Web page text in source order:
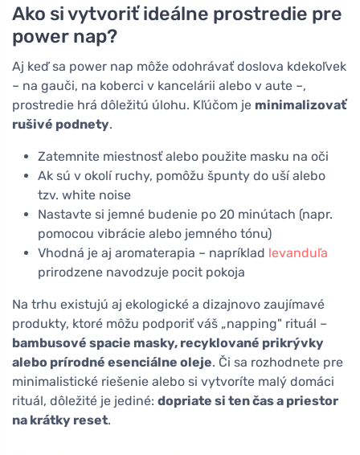
Ako si vytvoriť ideálne prostredie pre
power nap?
Aj keď sa power nap môže odohrávať doslova kdekoľvek
– na gauči, na koberci v kancelárii alebo v aute –,
prostredie hrá dôležitú úlohu. Kľúčom je minimalizovať
rušivé podnety.
Zatemnite miestnosť alebo použite masku na oči
Ak sú v okolí ruchy, pomôžu špunty do uší alebo
tzv. white noise
Nastavte si jemné budenie po 20 minútach (napr.
pomocou vibrácie alebo jemného tónu)
Vhodná je aj aromaterapia – napríklad levanduľa
prirodzene navodzuje pocit pokoja
Na trhu existujú aj ekologické a dizajnovo zaujímavé
produkty, ktoré môžu podporiť váš „napping" rituál –
bambusové spacie masky, recyklované prikrývky
alebo prírodné esenciálne oleje. Či sa rozhodnete pre
minimalistické riešenie alebo si vytvoríte malý domáci
rituál, dôležité je jediné: dopriate si ten čas a priestor
na krátky reset.